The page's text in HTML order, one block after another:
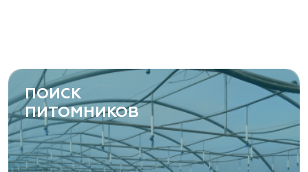
Ростовская область, Ростов-на-Дону,
Левобережная ул, дом № 37
8 966 206 7222
www.art-green.ru
ПОИСК
ПИТОМНИКОВ